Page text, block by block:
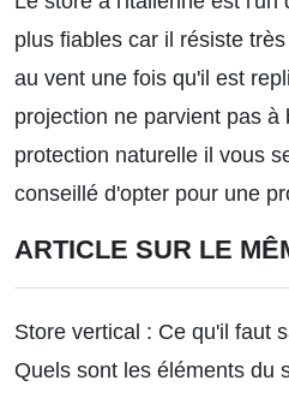
plus fiables car il résiste
au vent une fois qu'il est
projection ne parvient pas à
protection naturelle il vous
conseillé d'opter pour une
ARTICLE SUR LE
Store vertical : Ce qu'il faut
Quels sont les éléments du